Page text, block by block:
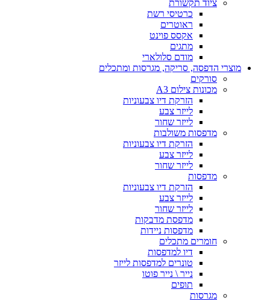
ציוד תקשורת
כרטיסי רשת
ראוטרים
אקסס פוינט
מתגים
מודם סלולארי
מוצרי הדפסה, סריקה, מגרסות ומתכלים
סורקים
מכונות צילום A3
הזרקת דיו צבעוניות
לייזר צבע
לייזר שחור
מדפסות משולבות
הזרקת דיו צבעוניות
לייזר צבע
לייזר שחור
מדפסות
הזרקת דיו צבעוניות
לייזר צבע
לייזר שחור
מדפסת מדבקות
מדפסות ניידות
חומרים מתכלים
דיו למדפסות
טונרים למדפסות לייזר
נייר \ נייר פוטו
תופים
מגרסות